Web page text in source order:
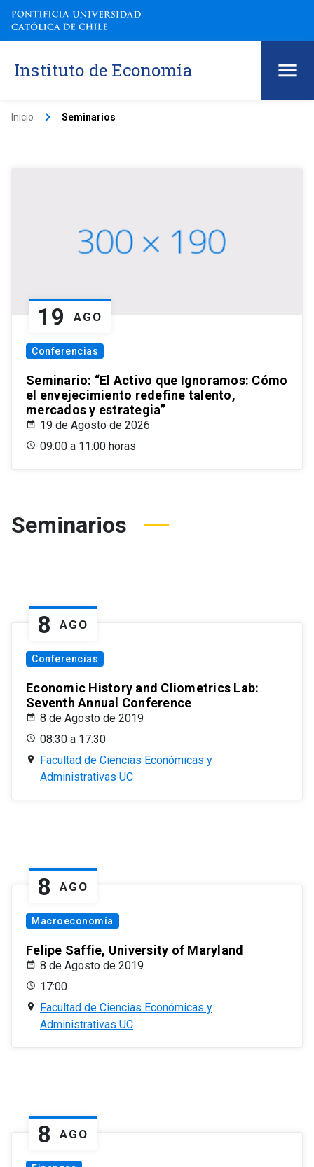
Instituto de Economía
Inicio keyboard_arrow_right Seminarios
19 AGO
Conferencias
Seminario: “El Activo que Ignoramos: Cómo
el envejecimiento redefine talento,
mercados y estrategia”
19 de Agosto de 2026
09:00 a 11:00 horas
Seminarios
8 AGO
Conferencias
Economic History and Cliometrics Lab:
Seventh Annual Conference
8 de Agosto de 2019
08:30 a 17:30
Facultad de Ciencias Económicas y
Administrativas UC
8 AGO
Macroeconomía
Felipe Saffie, University of Maryland
8 de Agosto de 2019
17:00
Facultad de Ciencias Económicas y
Administrativas UC
8 AGO